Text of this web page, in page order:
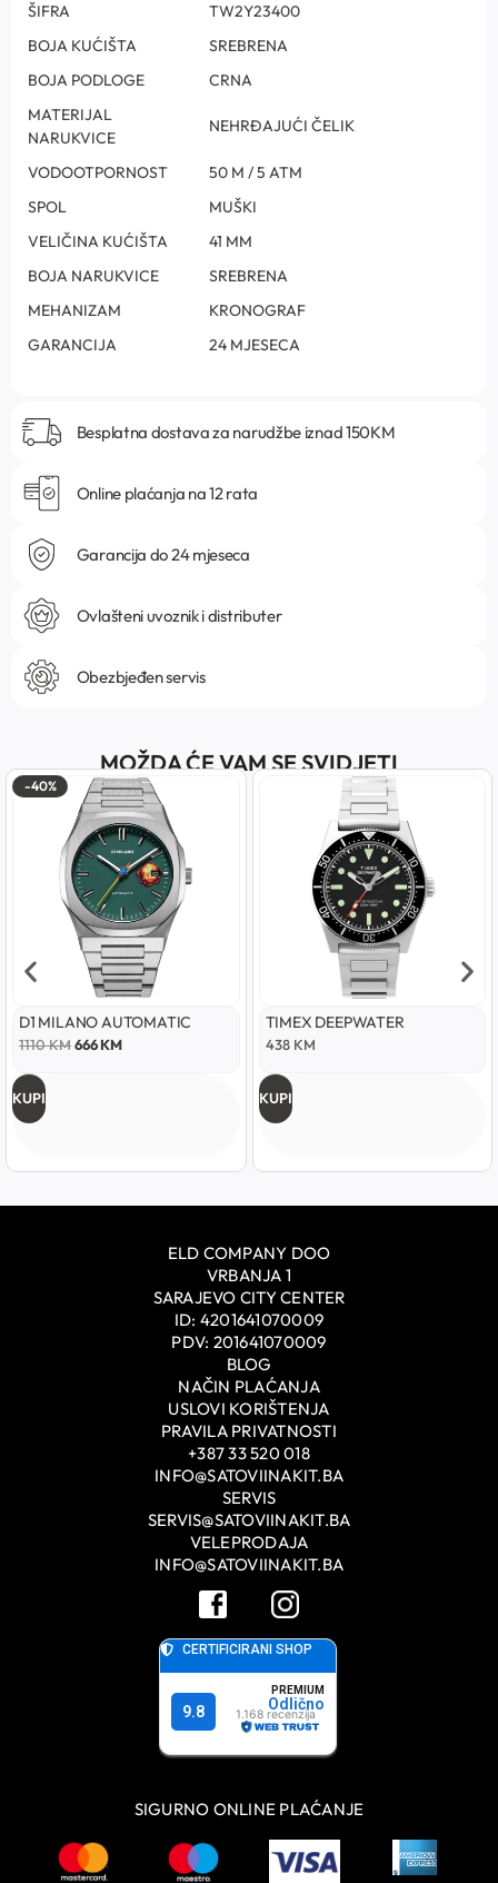
ŠIFRA
TW2Y23400
BOJA KUĆIŠTA
SREBRENA
BOJA PODLOGE
CRNA
MATERIJAL
NARUKVICE
NEHRĐAJUĆI ČELIK
VODOOTPORNOST
50 M / 5 ATM
SPOL
MUŠKI
VELIČINA KUĆIŠTA
41 MM
BOJA NARUKVICE
SREBRENA
MEHANIZAM
KRONOGRAF
GARANCIJA
24 MJESECA
Besplatna dostava za narudžbe iznad 150KM
Online plaćanja na 12 rata
Garancija do 24 mjeseca
Ovlašteni uvoznik i distributer
Obezbjeđen servis
MOŽDA ĆE VAM SE SVIDJETI
-40%
D1 MILANO AUTOMATIC
1110KM666KM
KUPI
TIMEX DEEPWATER
438 KM
KUPI
ELD COMPANY DOO
VRBANJA 1
SARAJEVO CITY CENTER
ID: 4201641070009
PDV: 201641070009
BLOG
NAČIN PLAĆANJA
USLOVI KORIŠTENJA
PRAVILA PRIVATNOSTI
+387 33 520 018
INFO@SATOVIINAKIT.BA
SERVIS
SERVIS@SATOVIINAKIT.BA
VELEPRODAJA
INFO@SATOVIINAKIT.BA
SIGURNO ONLINE PLAĆANJE